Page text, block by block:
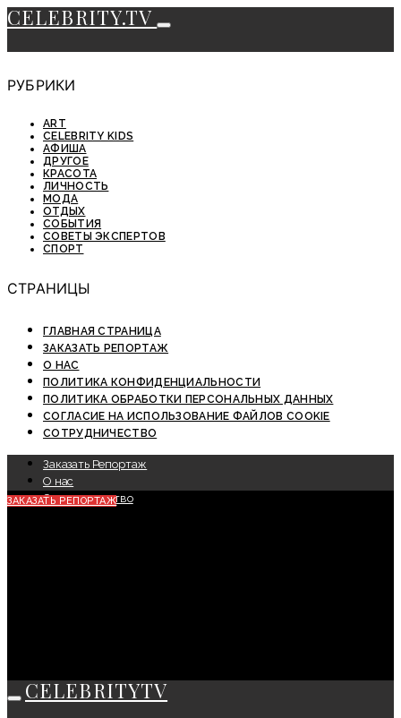
CELEBRITY.TV
РУБРИКИ
ART
CELEBRITY KIDS
АФИША
ДРУГОЕ
КРАСОТА
ЛИЧНОСТЬ
МОДА
ОТДЫХ
СОБЫТИЯ
СОВЕТЫ ЭКСПЕРТОВ
СПОРТ
СТРАНИЦЫ
ГЛАВНАЯ СТРАНИЦА
ЗАКАЗАТЬ РЕПОРТАЖ
О НАС
ПОЛИТИКА КОНФИДЕНЦИАЛЬНОСТИ
ПОЛИТИКА ОБРАБОТКИ ПЕРСОНАЛЬНЫХ ДАННЫХ
СОГЛАСИЕ НА ИСПОЛЬЗОВАНИЕ ФАЙЛОВ COOKIE
СОТРУДНИЧЕСТВО
Заказать Репортаж
О нас
Сотрудничество
ЗАКАЗАТЬ РЕПОРТАЖ
CELEBRITYTV